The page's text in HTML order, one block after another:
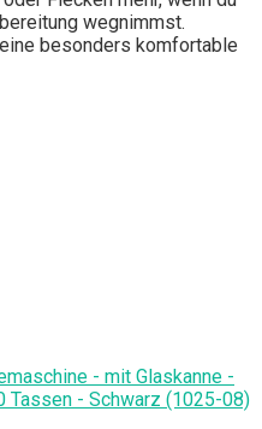
wegnimmst.
besonders komfortable
- mit Glaskanne -
Tassen - Schwarz (1025-08)